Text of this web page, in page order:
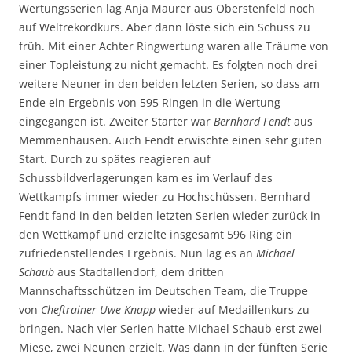
Wertungsserien lag Anja Maurer aus Oberstenfeld noch
auf Weltrekordkurs. Aber dann löste sich ein Schuss zu
früh. Mit einer Achter Ringwertung waren alle Träume von
einer Topleistung zu nicht gemacht. Es folgten noch drei
weitere Neuner in den beiden letzten Serien, so dass am
Ende ein Ergebnis von 595 Ringen in die Wertung
eingegangen ist. Zweiter Starter war Bernhard Fendt aus
Memmenhausen. Auch Fendt erwischte einen sehr guten
Start. Durch zu spätes reagieren auf
Schussbildverlagerungen kam es im Verlauf des
Wettkampfs immer wieder zu Hochschüssen. Bernhard
Fendt fand in den beiden letzten Serien wieder zurück in
den Wettkampf und erzielte insgesamt 596 Ring ein
zufriedenstellendes Ergebnis. Nun lag es an Michael
Schaub aus Stadtallendorf, dem dritten
Mannschaftsschützen im Deutschen Team, die Truppe
von Cheftrainer Uwe Knapp wieder auf Medaillenkurs zu
bringen. Nach vier Serien hatte Michael Schaub erst zwei
Miese, zwei Neunen erzielt. Was dann in der fünften Serie